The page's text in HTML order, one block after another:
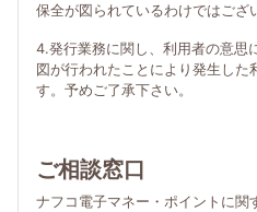
保全が図られているわけではござ
4.発行業務に関し、利用者の意思
図が行われたことにより発生した
す。予めご了承下さい。
ご相談窓口
ナフコ電子マネー・ポイントに関